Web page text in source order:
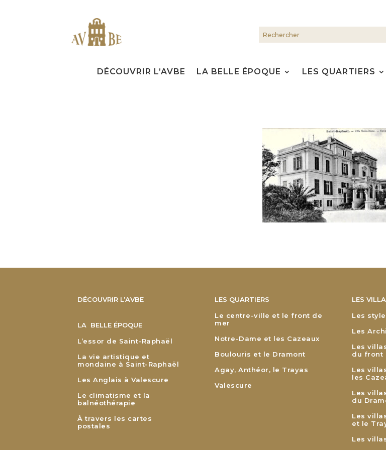
DÉCOUVRIR L’AVBE LA BELLE ÉPOQUE LES QUARTIERS
DÉCOUVRIR L’AVBE
LA BELLE ÉPOQUE
L’essor de Saint-Raphaël
La vie artistique et
mondaine à Saint-Raphaël
Les Anglais à Valescure
Le climatisme et la
balnéothérapie
À travers les cartes
postales
LES QUARTIERS
Le centre-ville et le front de
mer
Notre-Dame et les Cazeaux
Boulouris et le Dramont
Agay, Anthéor, le Trayas
Valescure
LES
Les
Les
Les
du front
Les
les
Les
du
Les
et le
Les